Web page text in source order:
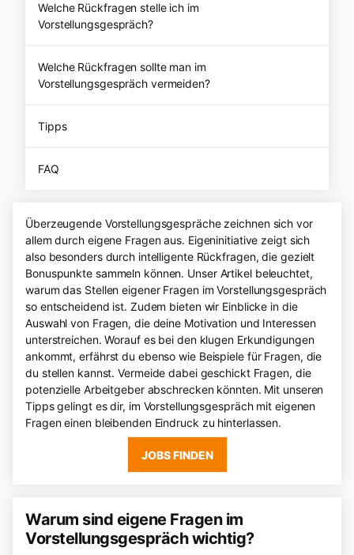
Welche Rückfragen stelle ich im
Vorstellungsgespräch?
Welche Rückfragen sollte man im
Vorstellungsgespräch vermeiden?
Tipps
FAQ
Überzeugende Vorstellungsgespräche zeichnen sich vor
allem durch eigene Fragen aus. Eigeninitiative zeigt sich
also besonders durch intelligente Rückfragen, die gezielt
Bonuspunkte sammeln können. Unser Artikel beleuchtet,
warum das Stellen eigener Fragen im Vorstellungsgespräch
so entscheidend ist. Zudem bieten wir Einblicke in die
Auswahl von Fragen, die deine Motivation und Interessen
unterstreichen. Worauf es bei den klugen Erkundigungen
ankommt, erfährst du ebenso wie Beispiele für Fragen, die
du stellen kannst. Vermeide dabei geschickt Fragen, die
potenzielle Arbeitgeber abschrecken könnten. Mit unseren
Tipps gelingt es dir, im Vorstellungsgespräch mit eigenen
Fragen einen bleibenden Eindruck zu hinterlassen.
JOBS FINDEN
Warum sind eigene Fragen im
Vorstellungsgespräch wichtig?